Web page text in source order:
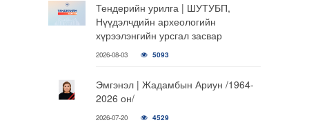
Тендерийн урилга | ШУТУБП,
Нүүдэлчдийн археологийн
хүрээлэнгийн урсгал засвар
2026-08-03 5093
Эмгэнэл | Жадамбын Ариун /1964-
2026 он/
2026-07-20 4529